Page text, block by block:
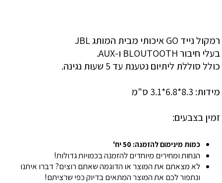
רמקול נייד GO איכותי מבית המותג JBL
בעלי חיבור BLOUTOOTH ו-AUX.
כולל סוללת ליתיום נטענת עד 5 שעות נגינה.
מידות: 8.3*6.8*3.1 ס"מ
זמין בצבעים:
כמות מינימום להזמנה: 50 יח'
הנחות ומחירים מיוחדים להזמנה בכמויות גדולות!
לא מצאתם את המוצר או הדוגמה שאתם רוצים? דברו איתנו
ונתפור לכם את המוצר המתאים בדיוק כפי שרציתם!